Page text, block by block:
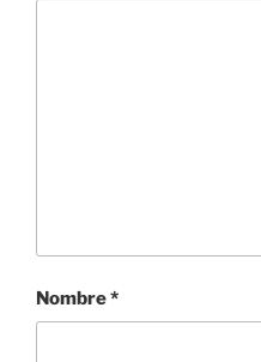
Nombre*